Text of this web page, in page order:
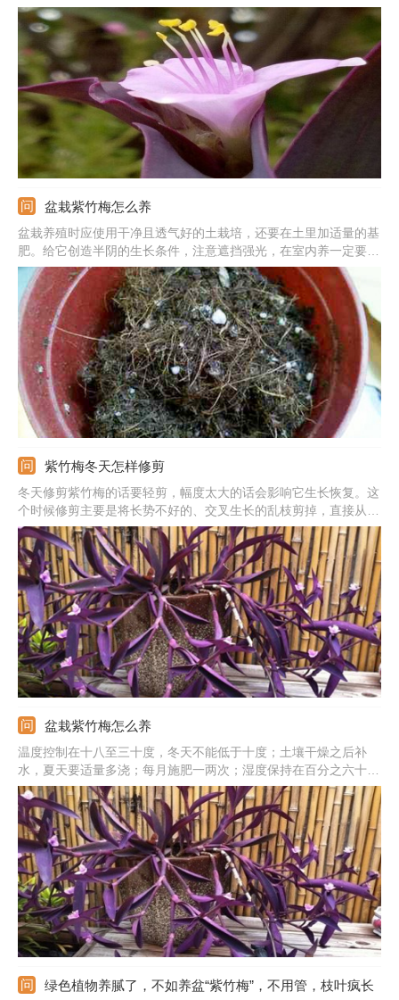
果是施肥不当，则要把握薄肥多施的原则进行施肥；如果是出现烂
根问题，则要及时修剪剪掉烂根，然后给它换上适合它生长的、松
软透气的新土壤。
盆栽紫竹梅怎么养
盆栽养殖时应使用干净且透气好的土栽培，还要在土里加适量的基
肥。给它创造半阴的生长条件，注意遮挡强光，在室内养一定要保
证良好的光照。生长期的补水工作也很重要，土壤应维持一个微湿
且无积水的状态。过冬期间要注意保温，以免被冻伤。
紫竹梅冬天怎样修剪
冬天修剪紫竹梅的话要轻剪，幅度太大的话会影响它生长恢复。这
个时候修剪主要是将长势不好的、交叉生长的乱枝剪掉，直接从基
部剪除即可。若是这时要换盆的话，还要将腐烂和弱根剪掉，不要
将健康的主根剪掉。在修剪后要注意，适当的松松土。
盆栽紫竹梅怎么养
温度控制在十八至三十度，冬天不能低于十度；土壤干燥之后补
水，夏天要适量多浇；每月施肥一两次；湿度保持在百分之六十至
七十五；土壤要用疏松、营养多且排水性好的；提供良好光照。可
在三月进行修剪。另外，春天还可换盆，也就是说修剪和换盆可以
结合进行。
绿色植物养腻了，不如养盆“紫竹梅”，不用管，枝叶疯长